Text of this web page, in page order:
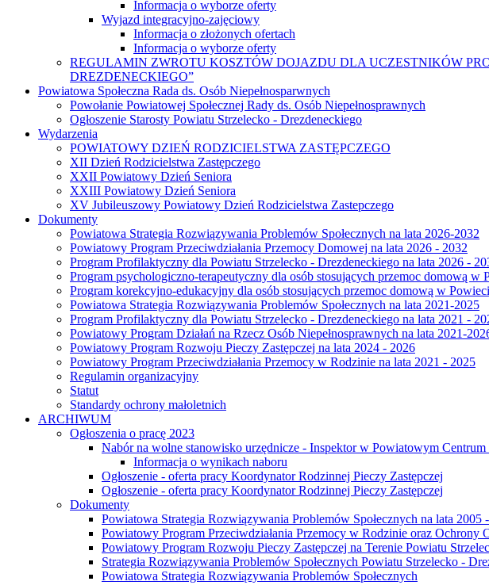
Informacja o wyborze oferty
Wyjazd integracyjno-zajęciowy
Informacja o złożonych ofertach
Informacja o wyborze oferty
REGULAMIN ZWROTU KOSZTÓW DOJAZDU DLA UCZESTNIKÓW
DREZDENECKIEGO”
Powiatowa Społeczna Rada ds. Osób Niepełnosparwnych
Powołanie Powiatowej Społecznej Rady ds. Osób Niepełnosprawnych
Ogłoszenie Starosty Powiatu Strzelecko - Drezdeneckiego
Wydarzenia
POWIATOWY DZIEŃ RODZICIELSTWA ZASTĘPCZEGO
XII Dzień Rodzicielstwa Zastępczego
XXII Powiatowy Dzień Seniora
XXIII Powiatowy Dzień Seniora
XV Jubileuszowy Powiatowy Dzień Rodzicielstwa Zastepczego
Dokumenty
Powiatowa Strategia Rozwiązywania Problemów Społecznych na lata 2026-2032
Powiatowy Program Przeciwdziałania Przemocy Domowej na lata 2026 - 2032
Program Profilaktyczny dla Powiatu Strzelecko - Drezdeneckiego na lata 2026 -
Program psychologiczno-terapeutyczny dla osób stosujących przemoc domową w
Program korekcyjno-edukacyjny dla osób stosujących przemoc domową w
Powiatowa Strategia Rozwiązywania Problemów Społecznych na lata 2021-2025
Program Profilaktyczny dla Powiatu Strzelecko - Drezdeneckiego na lata 2021 -
Powiatowy Program Działań na Rzecz Osób Niepełnosprawnych na lata 2021-
Powiatowy Program Rozwoju Pieczy Zastępczej na lata 2024 - 2026
Powiatowy Program Przeciwdziałania Przemocy w Rodzinie na lata 2021 - 2025
Regulamin organizacyjny
Statut
Standardy ochrony małoletnich
ARCHIWUM
Ogłoszenia o pracę 2023
Nabór na wolne stanowisko urzędnicze - Inspektor w Powiatowym
Informacja o wynikach naboru
Ogłoszenie - oferta pracy Koordynator Rodzinnej Pieczy Zastępczej
Ogłoszenie - oferta pracy Koordynator Rodzinnej Pieczy Zastępczej
Dokumenty
Powiatowa Strategia Rozwiązywania Problemów Społecznych na lata 2005
Powiatowy Program Przeciwdziałania Przemocy w Rodzinie oraz Ochrony
Powiatowy Program Rozwoju Pieczy Zastępczej na Terenie Powiatu
Strategia Rozwiązywania Problemów Społecznych Powiatu Strzelecko -
Powiatowa Strategia Rozwiązywania Problemów Społecznych